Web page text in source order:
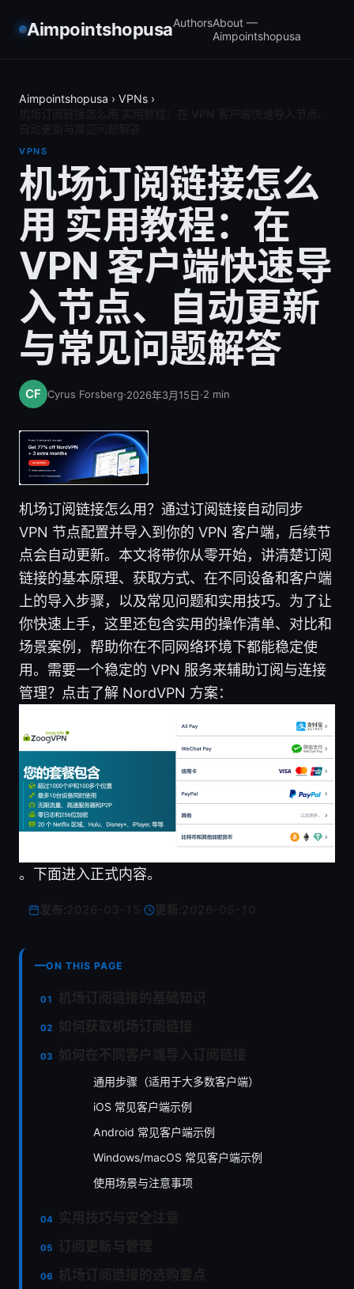
AimpointshopusaAuthorsAbout —
Aimpointshopusa
Aimpointshopusa › VPNs ›
VPNS
机场订阅链接怎么
用 实用教程：在
VPN 客户端快速导
入节点、自动更新
与常见问题解答
Cyrus Forsberg·2026年3月15日·2 min
机场订阅链接怎么用？通过订阅链接自动同步
VPN 节点配置并导入到你的 VPN 客户端，后续节
点会自动更新。本文将带你从零开始，讲清楚订阅
链接的基本原理、获取方式、在不同设备和客户端
上的导入步骤，以及常见问题和实用技巧。为了让
你快速上手，这里还包含实用的操作清单、对比和
场景案例，帮助你在不同网络环境下都能稳定使
用。需要一个稳定的 VPN 服务来辅助订阅与连接
管理？点击了解 NordVPN 方案：
。下面进入正式内容。
更新:
ON THIS PAGE
通用步骤（适用于大多数客户端）
iOS 常见客户端示例
Android 常见客户端示例
Windows/macOS 常见客户端示例
使用场景与注意事项